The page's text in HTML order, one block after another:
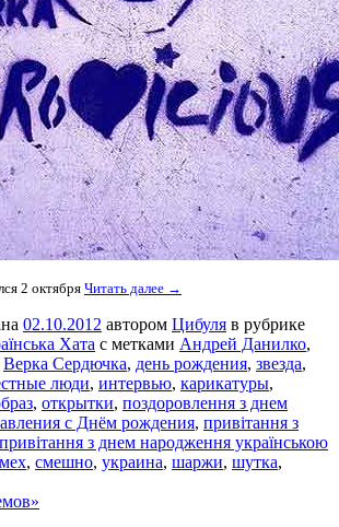
2 октября Читать далее →
02.10.2012 автором Цибуля в рубрике
Хата с метками Андрей Данилко,
Верка Сердючка, день рождения, звезда,
люди, интервью, карикатуры,
, открытки, поздоровлення з днем
с Днём рождения, привітання з
привітання з днем народження українською
, смешно, украина, шаржи, шутка,